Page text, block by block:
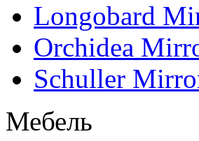
Longobard
Orchidea
Schuller
Мебель